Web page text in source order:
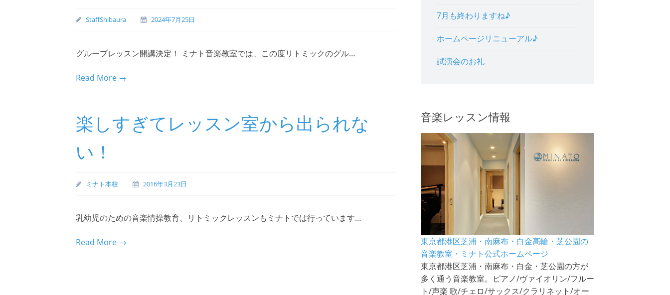
StaffShibaura 2024年7月25日
グループレッスン開講決定！ ミナト音楽教室では、この度リトミックのグル…
Read More →
楽しすぎてレッスン室から出られな
い！
ミナト本校 2016年3月23日
乳幼児のための音楽情操教育、リトミックレッスンもミナトでは行っています…
Read More →
7月も終わりますね♪
ホームページリニューアル♪
試演会のお礼
音楽レッスン情報
東京都港区芝浦・南麻布・白金高輪・芝公園の
音楽教室・ミナト公式ホームページ
東京都港区芝浦・南麻布・白金・芝公園の方が
多く通う音楽教室。ピアノ/ヴァイオリン/フルー
ト/声楽 歌/チェロ/サックス/クラリネット/オー